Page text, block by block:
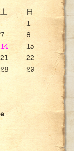
土
日
1
7
8
14
15
21
22
28
29